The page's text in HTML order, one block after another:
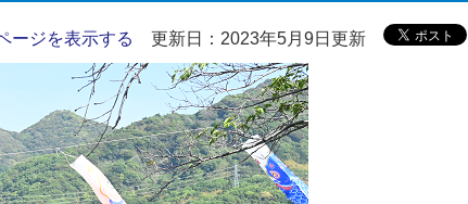
ージを表示する 更新日：2023年5月9日更新